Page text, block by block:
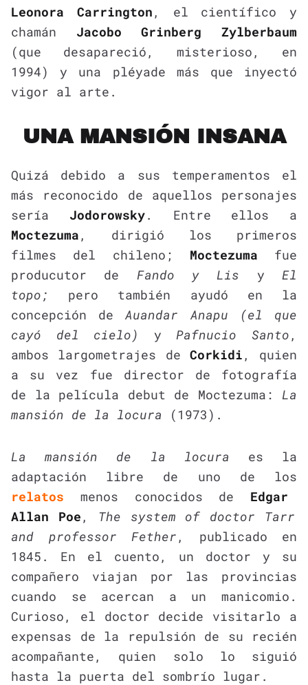
Leonora Carrington , el científico y
chamán Jacobo Grinberg Zylberbaum
(que desapareció, misterioso, en
1994) y una pléyade más que inyectó
vigor al arte.
UNA MANSIÓN INSANA
Quizá debido a sus temperamentos el
más reconocido de aquellos personajes
sería Jodorowsky. Entre ellos a
Moctezuma , dirigió los primeros
filmes del chileno; Moctezuma fue
producutor de Fando y Lis yEl
topo; pero también ayudó en la
concepción deAuandar Anapu (el que
cayó del cielo)
yPafnucio Santo ,
ambos largometrajes de Corkidi , quien
a su vez fue director de fotografía
de la película debut de Moctezuma: La
mansión de la locura (1973).
La mansión de la locura es la
adaptación libre de uno de los
relatos menos conocidos de Edgar
Allan Poe , The system of doctor Tarr
and professor Fether , publicado en
1845. En el cuento, un doctor y su
compañero viajan por las provincias
cuando se acercan a un manicomio.
Curioso, el doctor decide visitarlo a
expensas de la repulsión de su recién
acompañante, quien solo lo siguió
hasta la puerta del sombrío lugar.